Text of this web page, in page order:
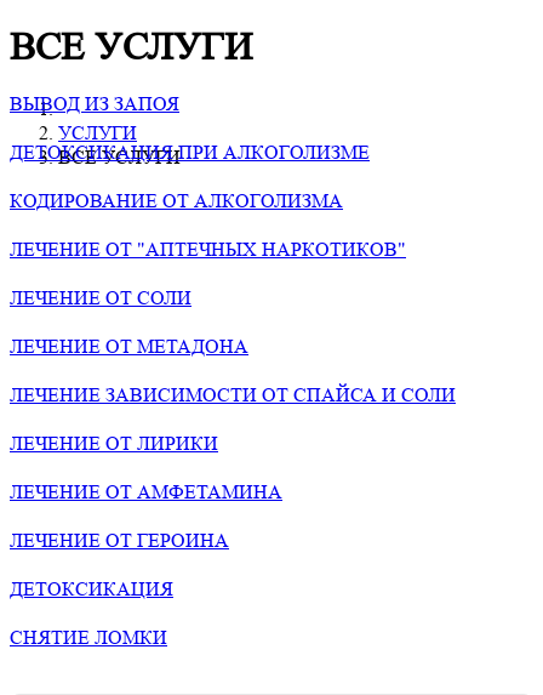
ВСЕ УСЛУГИ
УСЛУГИ
ВСЕ УСЛУГИ
ВЫВОД ИЗ ЗАПОЯ
ДЕТОКСИКАЦИЯ ПРИ АЛКОГОЛИЗМЕ
КОДИРОВАНИЕ ОТ АЛКОГОЛИЗМА
ЛЕЧЕНИЕ ОТ "АПТЕЧНЫХ НАРКОТИКОВ"
ЛЕЧЕНИЕ ОТ СОЛИ
ЛЕЧЕНИЕ ОТ МЕТАДОНА
ЛЕЧЕНИЕ ЗАВИСИМОСТИ ОТ СПАЙСА И СОЛИ
ЛЕЧЕНИЕ ОТ ЛИРИКИ
ЛЕЧЕНИЕ ОТ АМФЕТАМИНА
ЛЕЧЕНИЕ ОТ ГЕРОИНА
ДЕТОКСИКАЦИЯ
СНЯТИЕ ЛОМКИ